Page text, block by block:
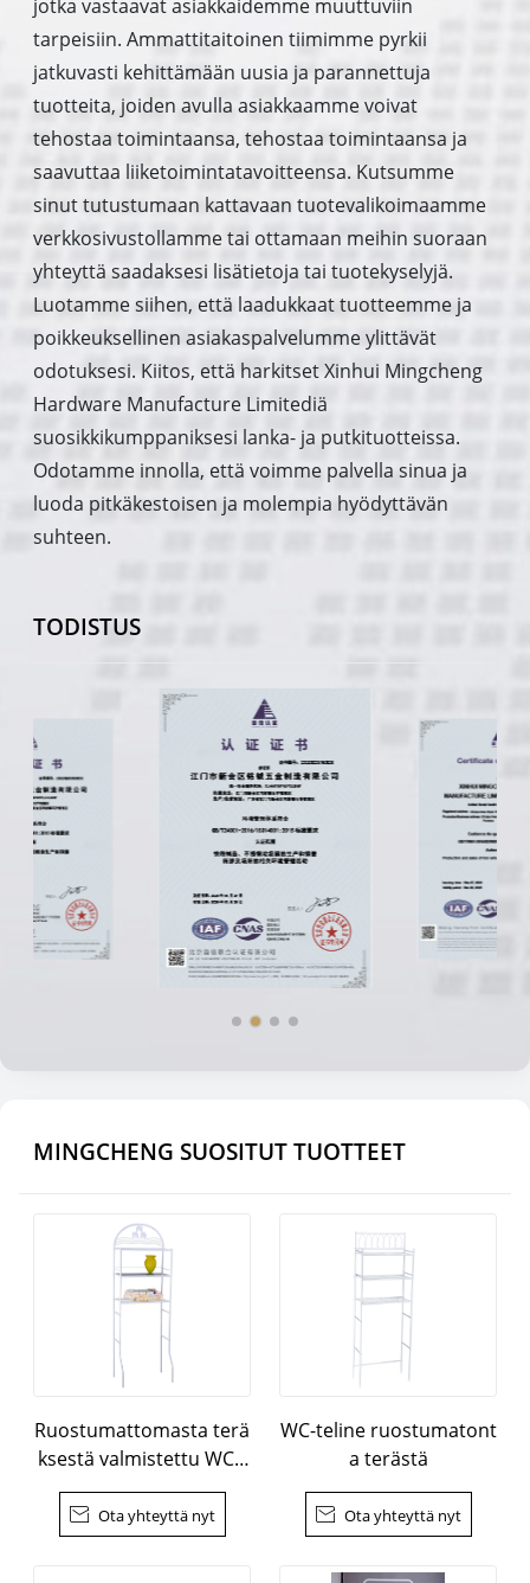
jotka vastaavat asiakkaidemme muuttuviin
tarpeisiin. Ammattitaitoinen tiimimme pyrkii
jatkuvasti kehittämään uusia ja parannettuja
tuotteita, joiden avulla asiakkaamme voivat
tehostaa toimintaansa, tehostaa toimintaansa ja
saavuttaa liiketoimintatavoitteensa. Kutsumme
sinut tutustumaan kattavaan tuotevalikoimaamme
verkkosivustollamme tai ottamaan meihin suoraan
yhteyttä saadaksesi lisätietoja tai tuotekyselyjä.
Luotamme siihen, että laadukkaat tuotteemme ja
poikkeuksellinen asiakaspalvelumme ylittävät
odotuksesi. Kiitos, että harkitset Xinhui Mingcheng
Hardware Manufacture Limitediä
suosikkikumppaniksesi lanka- ja putkituotteissa.
Odotamme innolla, että voimme palvella sinua ja
luoda pitkäkestoisen ja molempia hyödyttävän
suhteen.
TODISTUS
MINGCHENG SUOSITUT TUOTTEET
Ruostumattomasta terä
ksestä valmistettu WC-t
eline
 Ota yhteyttä nyt
WC-teline ruostumatont
a terästä
 Ota yhteyttä nyt